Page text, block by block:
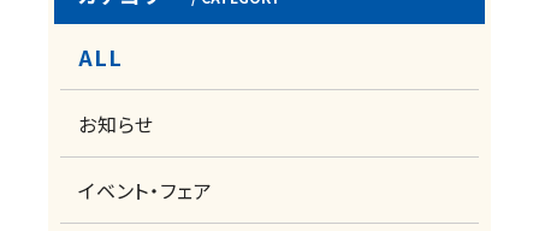
ALL
お知らせ
イベント・フェア